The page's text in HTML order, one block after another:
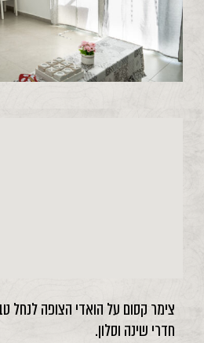
צימר קסום על הואדי הצופה לנחל
חדרי שינה וסלון.